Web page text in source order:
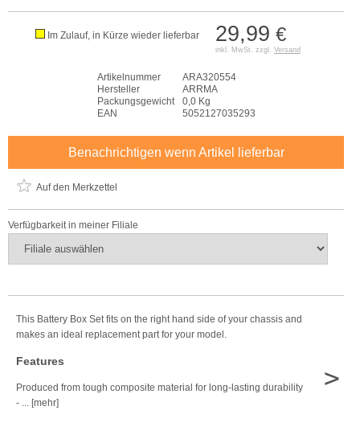
29,99 €
inkl. MwSt. zzgl. Versand
Im Zulauf, in Kürze wieder lieferbar
Artikelnummer
ARA320554
Hersteller
ARRMA
Packungsgewicht
0,0 Kg
EAN
5052127035293
Benachrichtigen wenn Artikel lieferbar
Auf den Merkzettel
Verfügbarkeit in meiner Filiale
This Battery Box Set fits on the right hand side of your chassis and
makes an ideal replacement part for your model.
Features
Produced from tough composite material for long-lasting durability
- ... [mehr]
>